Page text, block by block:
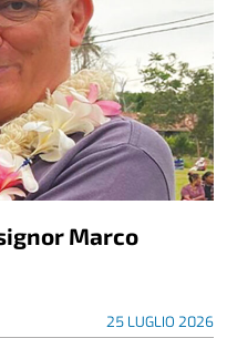
Marco
25 LUGLIO 2026